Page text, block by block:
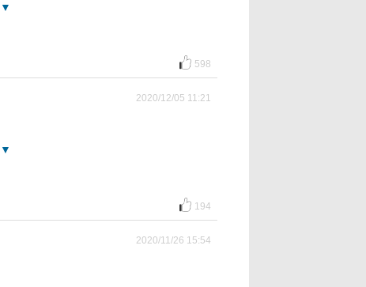
598
2020/12/05 11:21
194
2020/11/26 15:54